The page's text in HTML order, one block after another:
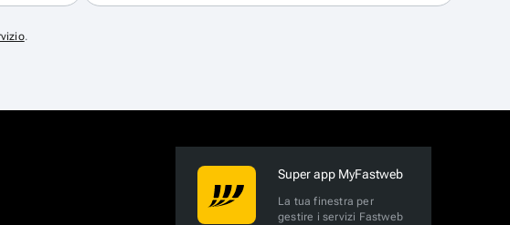
.
Super app MyFastweb
La tua finestra per
gestire i servizi Fastweb